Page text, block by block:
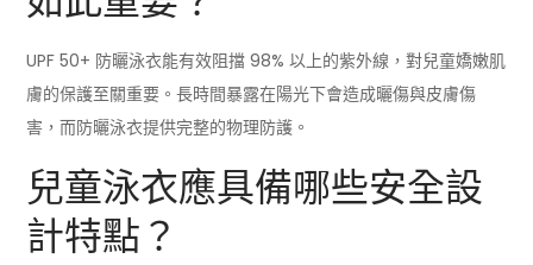
UPF 50+ 防曬泳衣能有效阻擋 98% 以上的紫外線，對兒童嬌嫩肌
膚的保護至關重要。長時間暴露在陽光下會造成曬傷與皮膚傷
害，而防曬泳衣提供完整的物理防護。
兒童泳衣應具備哪些安全設
計特點？